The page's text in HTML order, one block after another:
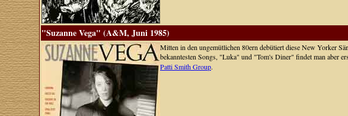
"Suzanne Vega" (A&M, Juni 1985)
Mitten in den ungemütlichen 80ern debütiert diese New Yorker
bekanntesten Songs, "Luka" und "Tom's Diner" findet man aber
Patti Smith Group.